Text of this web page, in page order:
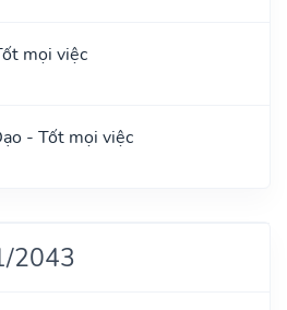
mọi việc
- Tốt mọi việc
2043